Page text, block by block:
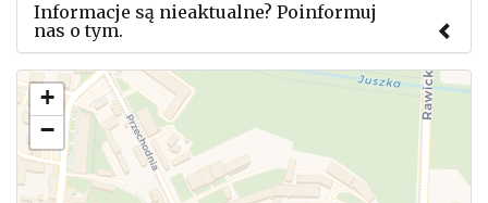
Informacje są nieaktualne? Poinformuj
nas o tym.
Użyj tego formularza aby przesłać informację o
zmianach w powyższym mityngu.
+
−